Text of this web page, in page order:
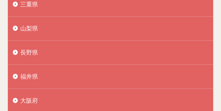
三重県
山梨県
長野県
福井県
大阪府